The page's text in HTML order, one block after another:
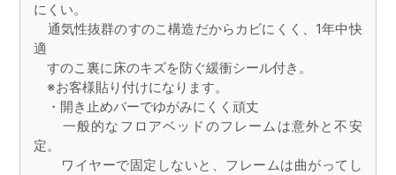
にくい。
通気性抜群のすのこ構造だからカビにくく、1年中快
適
すのこ裏に床のキズを防ぐ緩衝シール付き。
※お客様貼り付けになります。
・開き止めバーでゆがみにくく頑丈
一般的なフロアベッドのフレームは意外と不安
定。
ワイヤーで固定しないと、フレームは曲がってし